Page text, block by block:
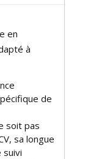
en
à
de
soit pas
sa longue
suivi